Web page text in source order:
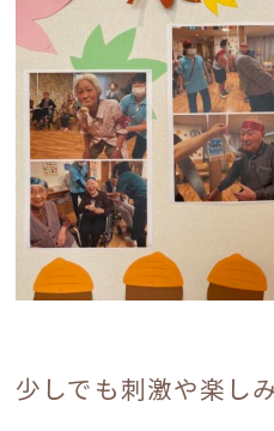
少しでも刺激や楽し